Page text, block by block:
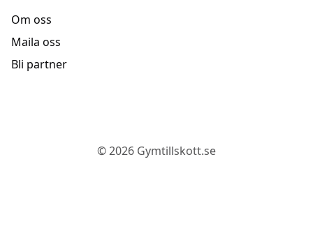
Om oss
Maila oss
Bli partner
©2026 Gymtillskott.se